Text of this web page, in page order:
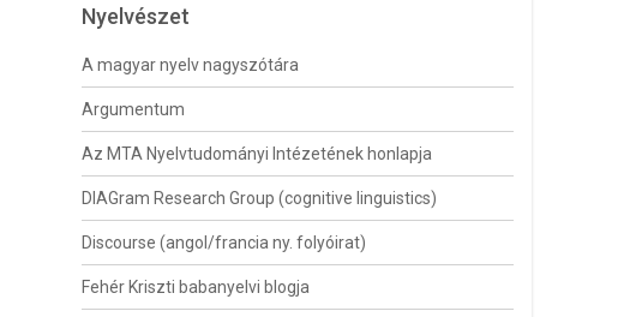
Nyelvészet
A magyar nyelv nagyszótára
Argumentum
Az MTA Nyelvtudományi Intézetének honlapja
DIAGram Research Group (cognitive linguistics)
Discourse (angol/francia ny. folyóirat)
Fehér Kriszti babanyelvi blogja